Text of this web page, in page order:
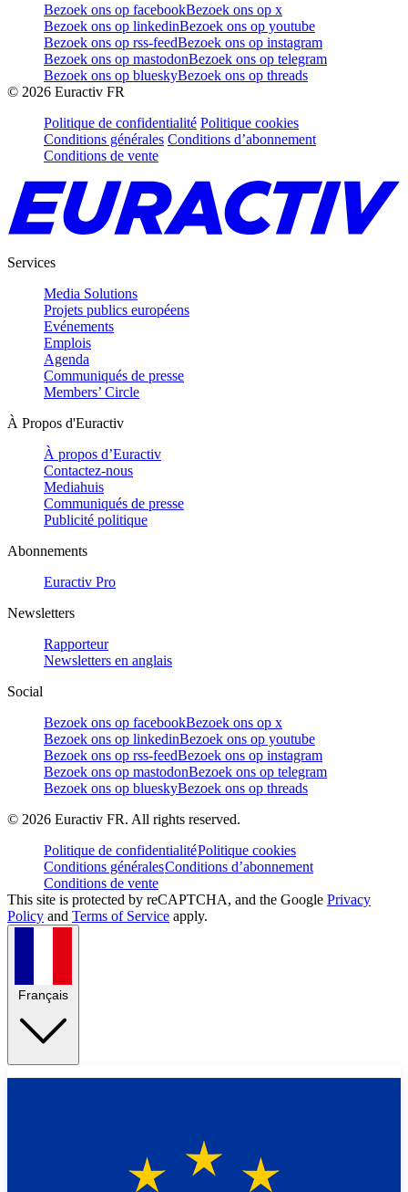
Bezoek ons op facebookBezoek ons op x
Bezoek ons op linkedinBezoek ons op youtube
Bezoek ons op rss-feedBezoek ons op instagram
Bezoek ons op mastodonBezoek ons op telegram
Bezoek ons op blueskyBezoek ons op threads
© 2026 Euractiv FR
Politique de confidentialité Politique cookies
Conditions générales Conditions d’abonnement
Conditions de vente
Services
Media Solutions
Projets publics européens
Evénements
Emplois
Agenda
Communiqués de presse
Members’ Circle
À Propos d'Euractiv
À propos d’Euractiv
Contactez-nous
Mediahuis
Communiqués de presse
Publicité politique
Abonnements
Euractiv Pro
Newsletters
Rapporteur
Newsletters en anglais
Social
Bezoek ons op facebookBezoek ons op x
Bezoek ons op linkedinBezoek ons op youtube
Bezoek ons op rss-feedBezoek ons op instagram
Bezoek ons op mastodonBezoek ons op telegram
Bezoek ons op blueskyBezoek ons op threads
© 2026 Euractiv FR. All rights reserved.
Politique de confidentialitéPolitique cookies
Conditions généralesConditions d’abonnement
Conditions de vente
This site is protected by reCAPTCHA, and the Google Privacy
Policy and Terms of Service apply.
Français